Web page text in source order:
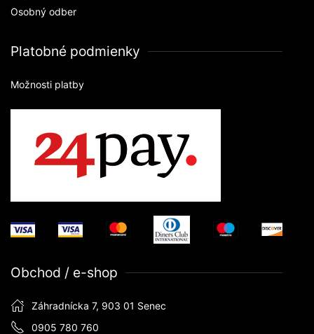
Osobný odber
Platobné podmienky
Možnosti platby
Obchod / e-shop
Záhradnícka 7, 903 01 Senec
0905 780 760